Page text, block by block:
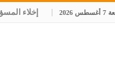
2026 إخلاء